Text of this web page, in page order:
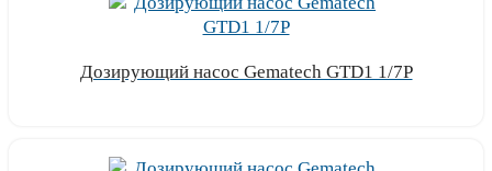
Дозирующий насос Gematech GTD1 1/7P